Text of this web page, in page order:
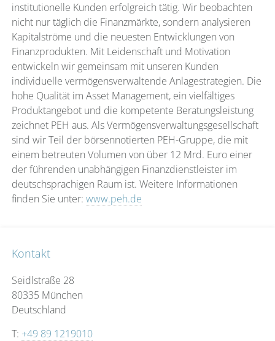
institutionelle Kunden erfolgreich tätig. Wir beobachten
nicht nur täglich die Finanzmärkte, sondern analysieren
Kapitalströme und die neuesten Entwicklungen von
Finanzprodukten. Mit Leidenschaft und Motivation
entwickeln wir gemeinsam mit unseren Kunden
individuelle vermögensverwaltende Anlagestrategien. Die
hohe Qualität im Asset Management, ein vielfältiges
Produktangebot und die kompetente Beratungsleistung
zeichnet PEH aus. Als Vermögensverwaltungsgesellschaft
sind wir Teil der börsennotierten PEH-Gruppe, die mit
einem betreuten Volumen von über 12 Mrd. Euro einer
der führenden unabhängigen Finanzdienstleister im
deutschsprachigen Raum ist. Weitere Informationen
finden Sie unter:www.peh.de
Kontakt
Seidlstraße 28
80335 München
Deutschland
T: +49 89 1219010